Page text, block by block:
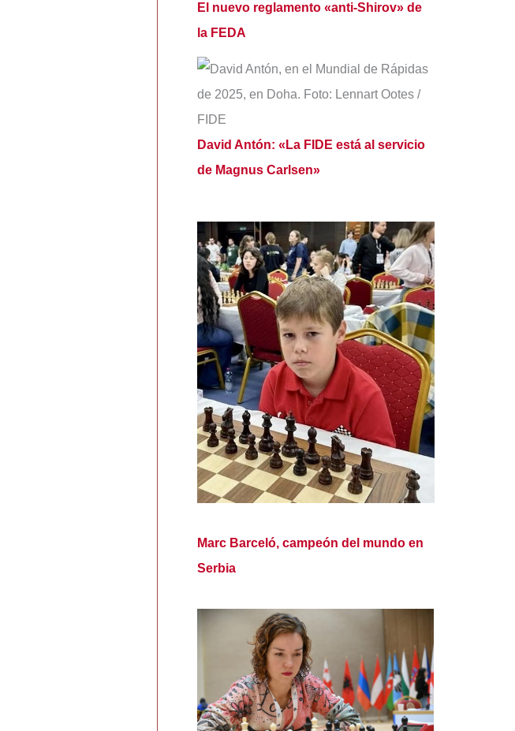
El nuevo reglamento «anti-Shirov» de
la FEDA
David Antón: «La FIDE está al servicio
de Magnus Carlsen»
Marc Barceló, campeón del mundo en
Serbia